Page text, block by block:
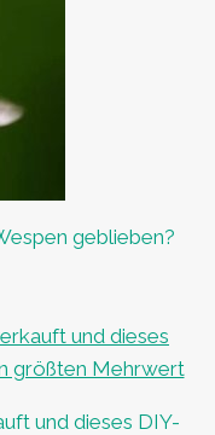
geblieben?
und dieses DIY-